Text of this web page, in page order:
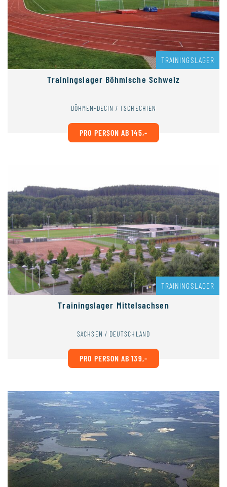
TRAININGSLAGER
Trainingslager Böhmische Schweiz
BÖHMEN-DECIN / TSCHECHIEN
PRO PERSON AB 145,-
TRAININGSLAGER
Trainingslager Mittelsachsen
SACHSEN / DEUTSCHLAND
PRO PERSON AB 139,-